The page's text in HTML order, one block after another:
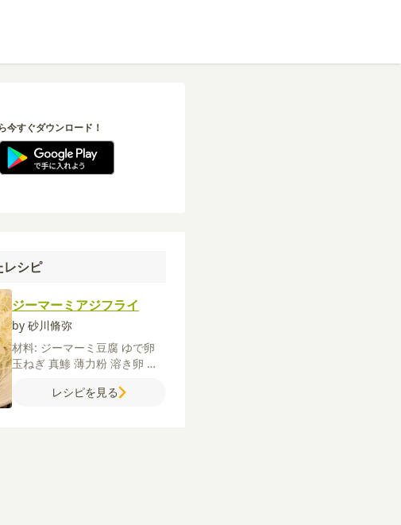
今すぐダウンロード！
レシピ
ジーマーミアジフライ
by 砂川脩弥
材料: ジーマーミ豆腐 ゆで卵
玉ねぎ 真鯵 薄力粉 溶き卵 パ
青ねぎ（小口切り）
レシピを見る